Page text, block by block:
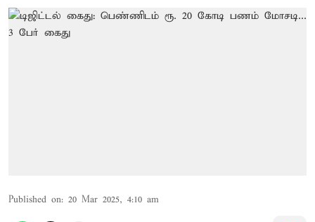
Published on: 20 Mar 2025, 4:10 am